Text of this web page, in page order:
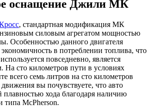
оснащение Джили МК
, стандартная модификация МК
силовым агрегатом мощностью
Особенностью данного двигателя
экономичность в потреблении топлива, что
повседневно, является
На сто километров пути в условиях
всего семь литров на сто километров
вы почувствуете, что авто
плавностью хода благодаря наличию
типа McPherson.